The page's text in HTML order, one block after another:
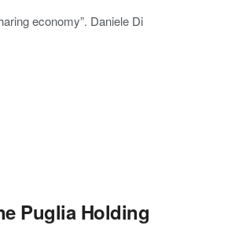
economy”. Daniele Di
Puglia Holding